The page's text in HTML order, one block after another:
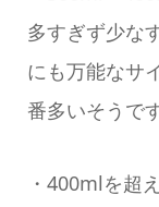
多すぎず少な
にも万能なサ
番多いそうです
・400mlを超